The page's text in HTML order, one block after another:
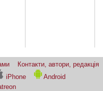
Контакти, автори, редакція
iPhone
Android